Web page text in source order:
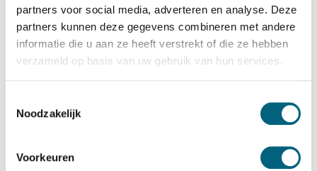
partners voor social media, adverteren en analyse. Deze
partners kunnen deze gegevens combineren met andere
informatie die u aan ze heeft verstrekt of die ze hebben
verzameld op basis van uw gebruik van hun services.
Noodzakelijk
Voorkeuren
Absolute topkwaliteit officieel ECB-S gecertificeerde
inbraakwerende privékluis in de klasse 1 / grade I / CEN 1
conform EN 1143-1. Standaard uitgevoerd met een
dubbelbaard sleutelslot, optioneel te vervangen voor een
Betrouwbaar & veilig betalen